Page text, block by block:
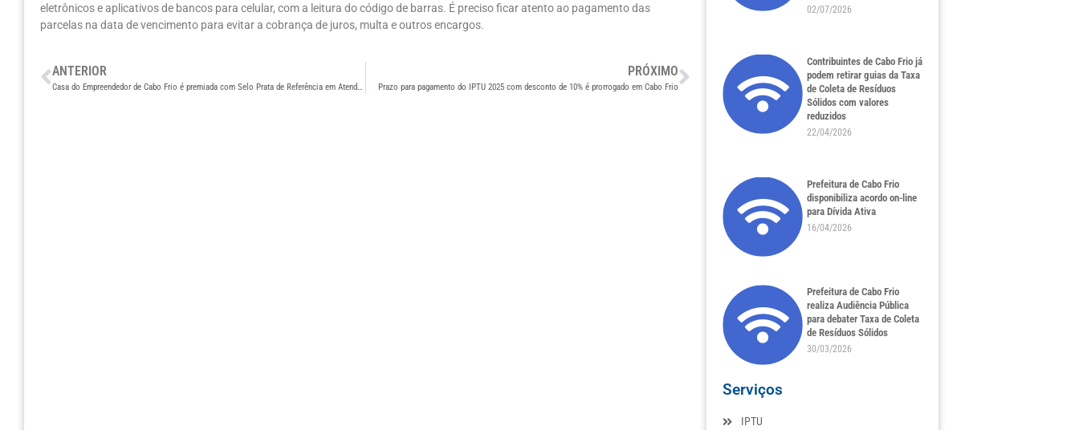
eletrônicos e aplicativos de bancos para celular, com a leitura do código de barras. É preciso ficar atento ao pagamento das
parcelas na data de vencimento para evitar a cobrança de juros, multa e outros encargos.
ANTERIOR
Casa do Empreendedor de Cabo Frio é premiada com Selo Prata de Referência em Atendimento pelo Sebrae-RJ
PRÓXIMO
Prazo para pagamento do IPTU 2025 com desconto de 10% é prorrogado em Cabo Frio
02/07/2026
Contribuintes de Cabo Frio já
podem retirar guias da Taxa
de Coleta de Resíduos
Sólidos com valores
reduzidos
22/04/2026
Prefeitura de Cabo Frio
disponibiliza acordo on-line
para Dívida Ativa
16/04/2026
Prefeitura de Cabo Frio
realiza Audiência Pública
para debater Taxa de Coleta
de Resíduos Sólidos
30/03/2026
Serviços
IPTU